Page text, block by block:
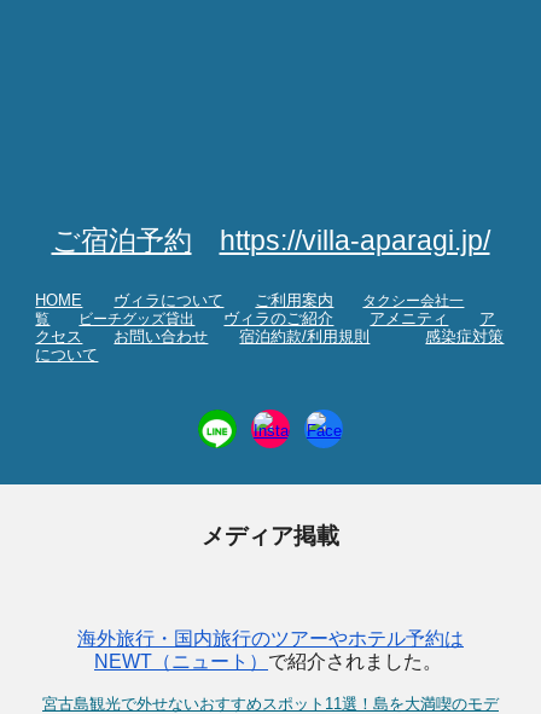
ご宿泊予約 https://villa-aparagi.jp/
HOME ヴィラについて ご利用案内
タクシー会社一
覧
ビーチグッズ貸出 ヴィラのご紹介 アメニティ
ア
クセス
お問い合わせ 宿泊約款/利用規則
感染症対策
について
メディア掲載
海外旅行・国内旅行のツアーやホテル予約は
NEWT（ニュート） で紹介されました。
宮古島観光で外せないおすすめスポット11選！島を大満喫のモデ